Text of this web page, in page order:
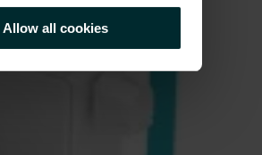
Allow all cookies